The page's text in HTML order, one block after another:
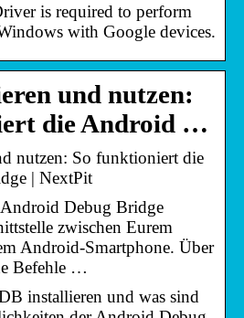
is required to perform
with Google devices.
und nutzen:
die Android …
nutzen: So funktioniert die
| NextPit
Debug Bridge
zwischen Eurem
Android-Smartphone. Über
Befehle …
installieren und was sind